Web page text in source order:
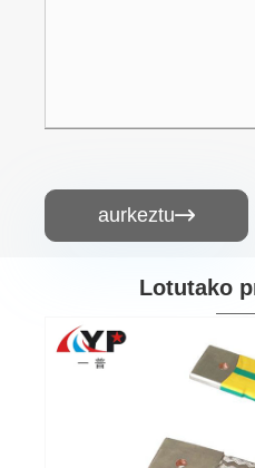
aurkeztu
Lotutako